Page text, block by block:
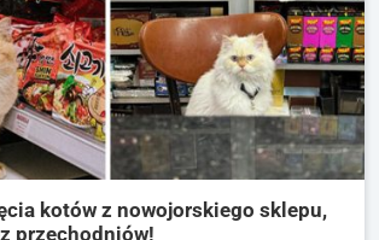
kotów z nowojorskiego sklepu,
przechodniów!